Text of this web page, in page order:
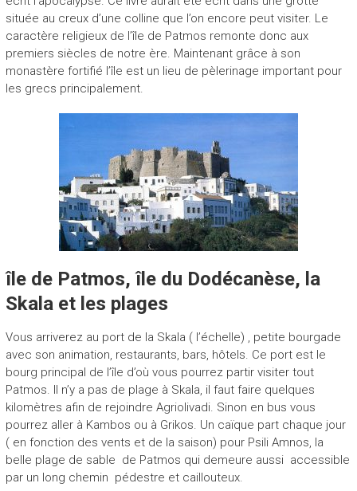
située au creux d’une colline que l’on encore peut visiter. Le
caractère religieux de l’île de Patmos remonte donc aux
premiers siècles de notre ère. Maintenant grâce à son
monastère fortifié l’île est un lieu de pèlerinage important pour
les grecs principalement.
île de Patmos, île du Dodécanèse, la
Skala et les plages
Vous arriverez au port de la Skala ( l’échelle) , petite bourgade
avec son animation, restaurants, bars, hôtels. Ce port est le
bourg principal de l’île d’où vous pourrez partir visiter tout
Patmos. Il n’y a pas de plage à Skala, il faut faire quelques
kilomètres afin de rejoindre Agriolivadi. Sinon en bus vous
pourrez aller à Kambos ou à Grikos. Un caïque part chaque jour
( en fonction des vents et de la saison) pour Psili Amnos, la
belle plage de sable de Patmos qui demeure aussi accessible
par un long chemin pédestre et caillouteux.